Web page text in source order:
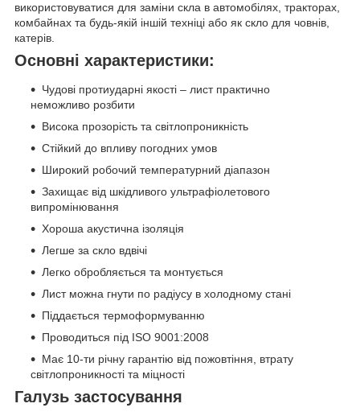
використовуватися для заміни скла в автомобілях, тракторах,
комбайнах та будь-якій іншій техніці або як скло для човнів,
катерів.
Основні характеристики:
Чудові протиударні якості – лист практично
неможливо розбити
Висока прозорість та світлопроникність
Стійкий до впливу погодних умов
Широкий робочий температурний діапазон
Захищає від шкідливого ультрафіолетового
випромінювання
Хороша акустична ізоляція
Легше за скло вдвічі
Легко обробляється та монтується
Лист можна гнути по радіусу в холодному стані
Піддається термоформуванню
Проводиться під ISO 9001:2008
Має 10-ти річну гарантію від пожовтіння, втрату
світлопроникності та міцності
Галузь застосування